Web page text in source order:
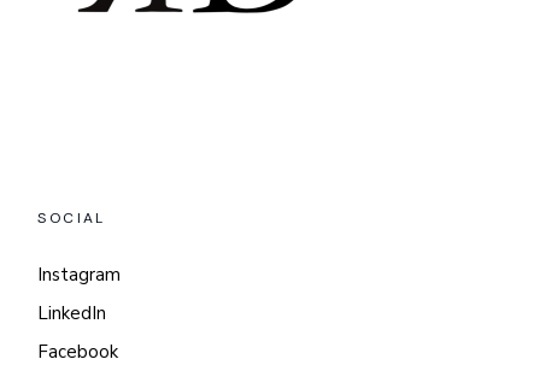
SOCIAL
Instagram
LinkedIn
Facebook